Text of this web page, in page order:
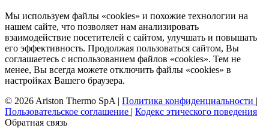
Мы используем файлы «cookies» и похожие технологии на
нашем сайте, что позволяет нам анализировать
взаимодействие посетителей с сайтом, улучшать и повышать
его эффективность. Продолжая пользоваться сайтом, Вы
соглашаетесь с использованием файлов «cookies». Тем не
менее, Вы всегда можете отключить файлы «cookies» в
настройках Вашего браузера.
© 2026 Ariston Thermo SpA | Политика конфиденциальности |
Пользовательское соглашение | Кодекс этического поведения
Обратная связь